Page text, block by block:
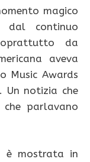
magico
dal continuo
da
aveva
Music Awards
Un notizia che
parlavano
è mostrata in